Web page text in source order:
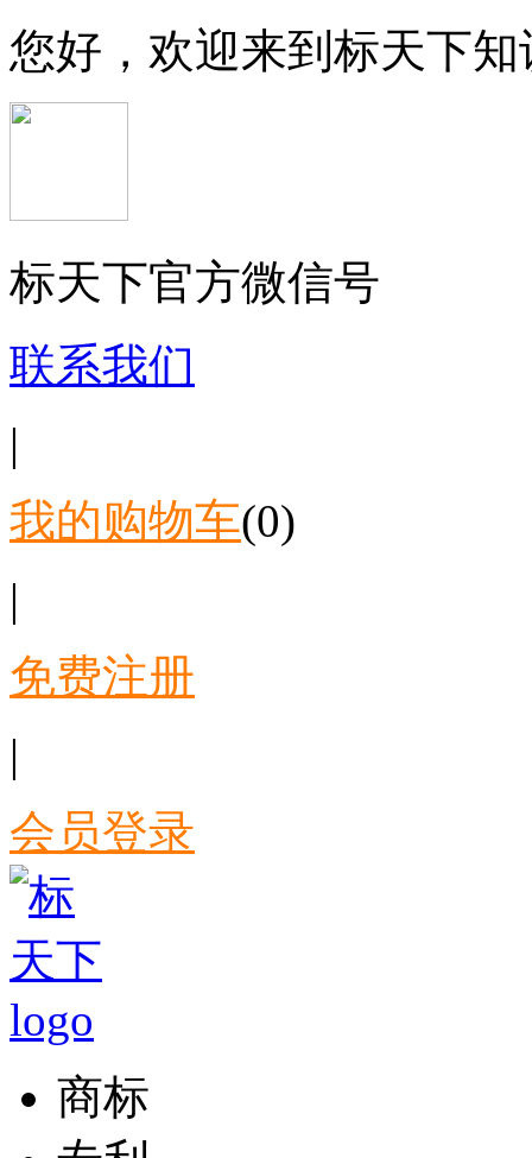
您好，欢迎来到标天下
标天下官方微信号
联系我们
|
我的购物车(0)
|
免费注册
|
会员登录
商标